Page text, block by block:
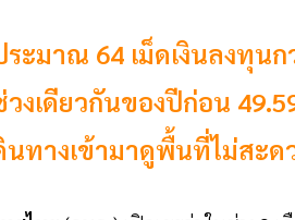
ะมาณ 64 เม็ดเงินลงทุนก
เดียวกันของปีก่อน
ทางเข้ามาดูพื้นที่ไม่สะด